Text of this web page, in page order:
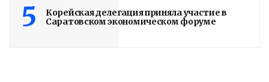
5
Корейская делегация приняла участие в
Саратовском экономическом форуме